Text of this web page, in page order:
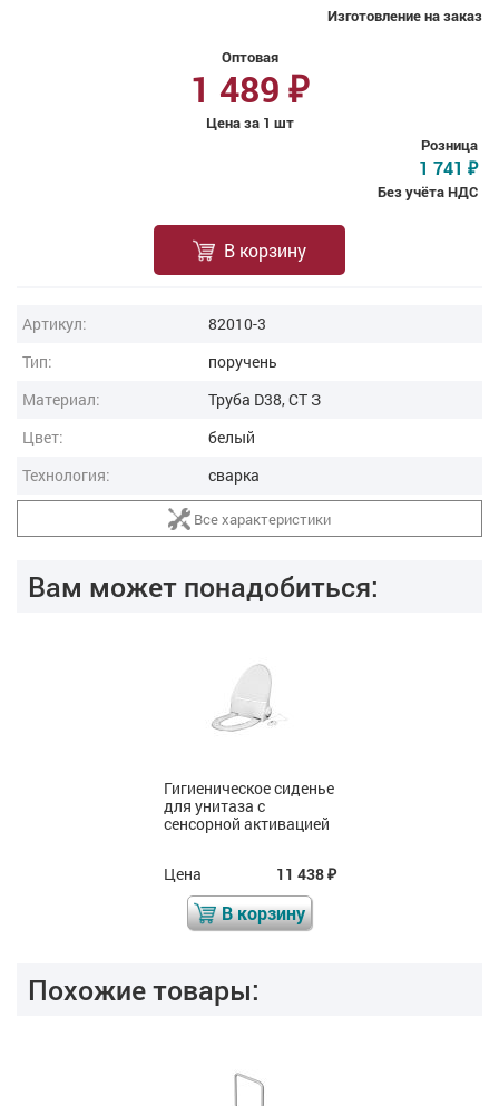
Изготовление на заказ
Оптовая
1 489 ₽
Цена за 1 шт
Розница
1 741 ₽
Без учёта НДС
В корзину
Артикул:
82010-3
Тип:
поручень
Материал:
Труба D38, СТ З
Цвет:
белый
Технология:
сварка
Все характеристики
Вам может понадобиться:
Гигиеническое сиденье
для унитаза с
сенсорной активацией
Цена 11 438₽
В корзину
Похожие товары: